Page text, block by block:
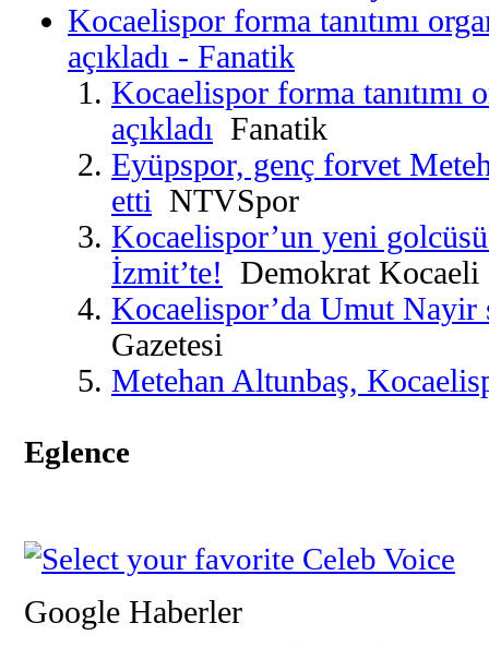
Kocaelispor forma tanıtımı
açıkladı - Fanatik
Kocaelispor forma tanıtımı
açıkladı Fanatik
Eyüpspor, genç forvet
etti NTVSpor
Kocaelispor’un yeni
İzmit’te! Demokrat Kocaeli
Kocaelispor’da Umut Nayir
Gazetesi
Metehan Altunbaş,
Eglence
Google Haberler